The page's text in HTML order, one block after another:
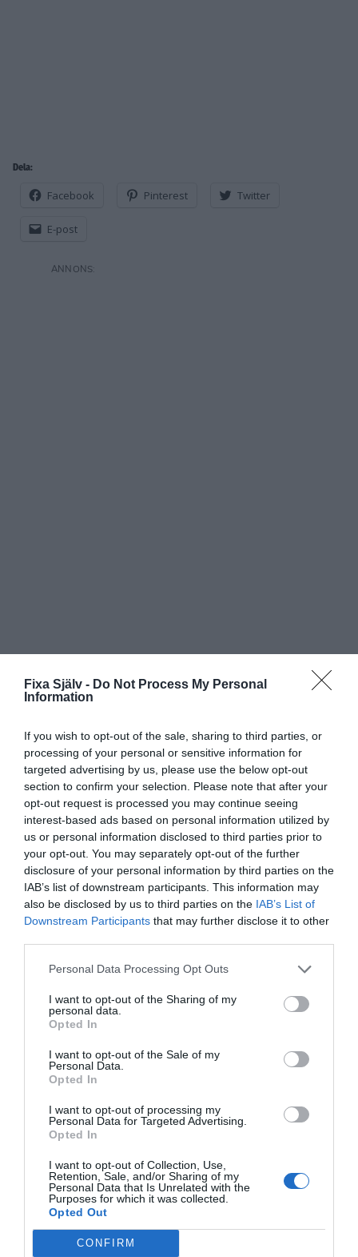
Fixa Själv - Do Not Process My Personal
Information
If you wish to opt-out of the sale, sharing to third parties, or
processing of your personal or sensitive information for
targeted advertising by us, please use the below opt-out
section to confirm your selection. Please note that after your
opt-out request is processed you may continue seeing
interest-based ads based on personal information utilized by
us or personal information disclosed to third parties prior to
your opt-out. You may separately opt-out of the further
disclosure of your personal information by third parties on the
IAB’s list of downstream participants. This information may
also be disclosed by us to third parties on the IAB’s List of
Downstream Participants that may further disclose it to other
Personal Data Processing Opt Outs
I want to opt-out of the Sharing of my
personal data.
Opted In
I want to opt-out of the Sale of my
Personal Data.
Opted In
I want to opt-out of processing my
Personal Data for Targeted Advertising.
Opted In
I want to opt-out of Collection, Use,
Retention, Sale, and/or Sharing of my
Personal Data that Is Unrelated with the
Purposes for which it was collected.
Opted Out
CONFIRM
Dela:
Facebook Pinterest Twitter
E-post
Prenumerera Logga in
{} [+]
Chokladkola utan tillsatt